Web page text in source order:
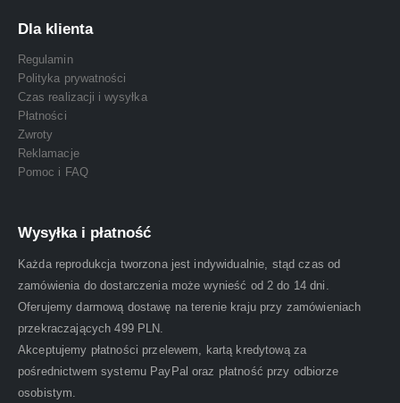
Dla klienta
Regulamin
Polityka prywatności
Czas realizacji i wysyłka
Płatności
Zwroty
Reklamacje
Pomoc i FAQ
Wysyłka i płatność
Każda reprodukcja tworzona jest indywidualnie, stąd czas od
zamówienia do dostarczenia może wynieść od 2 do 14 dni.
Oferujemy darmową dostawę na terenie kraju przy zamówieniach
przekraczających 499 PLN.
Akceptujemy płatności przelewem, kartą kredytową za
pośrednictwem systemu PayPal oraz płatność przy odbiorze
osobistym.